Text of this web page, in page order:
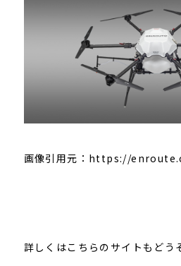
画像引用元：https://
詳しくはこちらのサイトもどう